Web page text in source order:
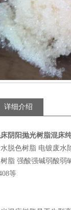
详细介绍
阴阳抛光树脂混床
脱色树脂 电镀废水
脂 强酸强碱弱酸弱
等